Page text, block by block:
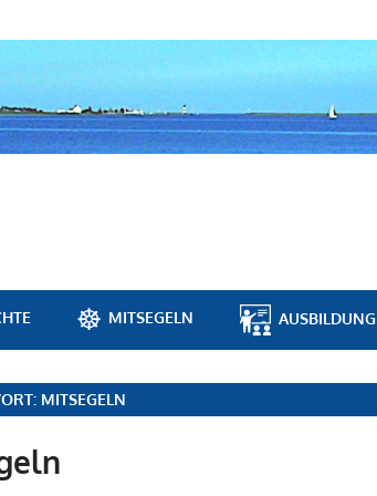
MITSEGELN AUSBILDUNG
MITSEGELN